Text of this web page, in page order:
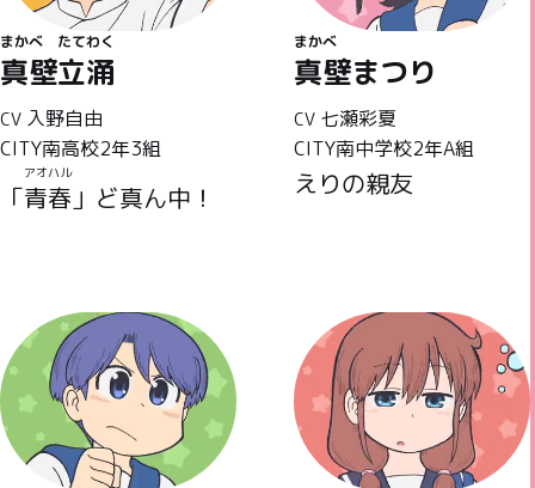
真壁
まかべ
立涌
たてわく
CV 入野自由
CITY南高校2年3組
「青春
アオハル
」ど真ん中！
真壁
まかべ
まつり
CV 七瀬彩夏
CITY南中学校2年A組
えりの親友